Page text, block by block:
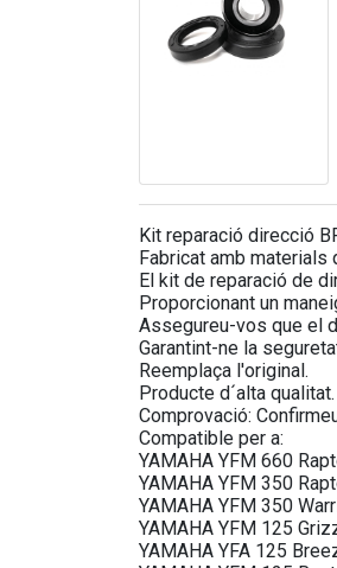
Kit reparació direcció
Fabricat amb
El kit de reparació de
Proporcionant un
Assegureu-vos que el
Garantint-ne la
Reemplaça l'original.
Producte d´alta qualitat.
Comprovació:
Compatible per a:
YAMAHA YFM 660
YAMAHA YFM 350
YAMAHA YFM 350
YAMAHA YFM 125
YAMAHA YFA 125